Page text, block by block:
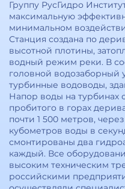
Группу РусГидро
максимальную
минимальном
Станция создана по
высотной плотины,
водный режим реки. В
головной водозаборный
турбинные водоводы,
Напор воды на турбинах
пробитого в горах
почти 1 500 метров,
кубометров воды в
смонтированы два
каждый. Все
высоким техническим
российскими